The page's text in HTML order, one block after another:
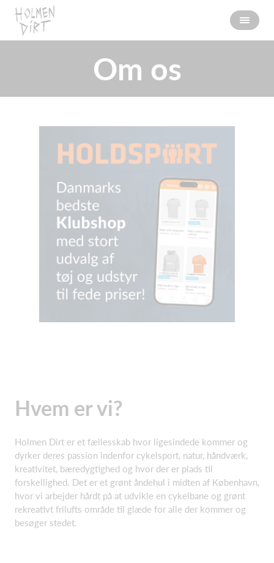
Om os
Hvem er vi?
Holmen Dirt er et fællesskab hvor ligesindede kommer og
dyrker deres passion indenfor cykelsport, natur, håndværk,
kreativitet, bæredygtighed og hvor der er plads til
forskellighed. Det er et grønt åndehul i midten af København,
hvor vi arbejder hårdt på at udvikle en cykelbane og grønt
rekreativt frilufts område til glæde for alle der kommer og
besøger stedet.